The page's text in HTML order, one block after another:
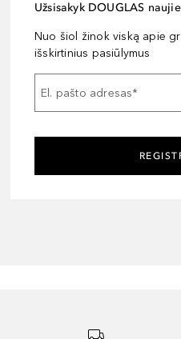
Užsisakyk DOUGLAS
Nuo šiol žinok viską apie
išskirtinius pasiūlymus
El. pašto adresas*